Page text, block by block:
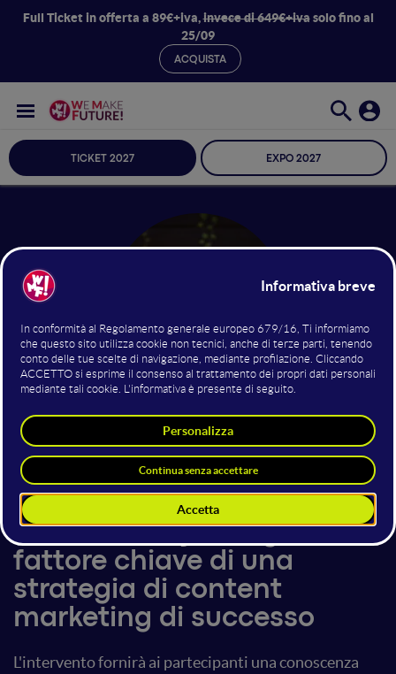
Full Ticket in offerta a 89€+iva,invece di 649€+ivasolo fino al
25/09
ACQUISTA
TICKET 2027 EXPO 2027
9 luglio 201616:45 - 17:25
Content Marketing e Digital PR
Il Visual Storytelling come
fattore chiave di una
strategia di content
marketing di successo
L'intervento fornirà ai partecipanti una conoscenza